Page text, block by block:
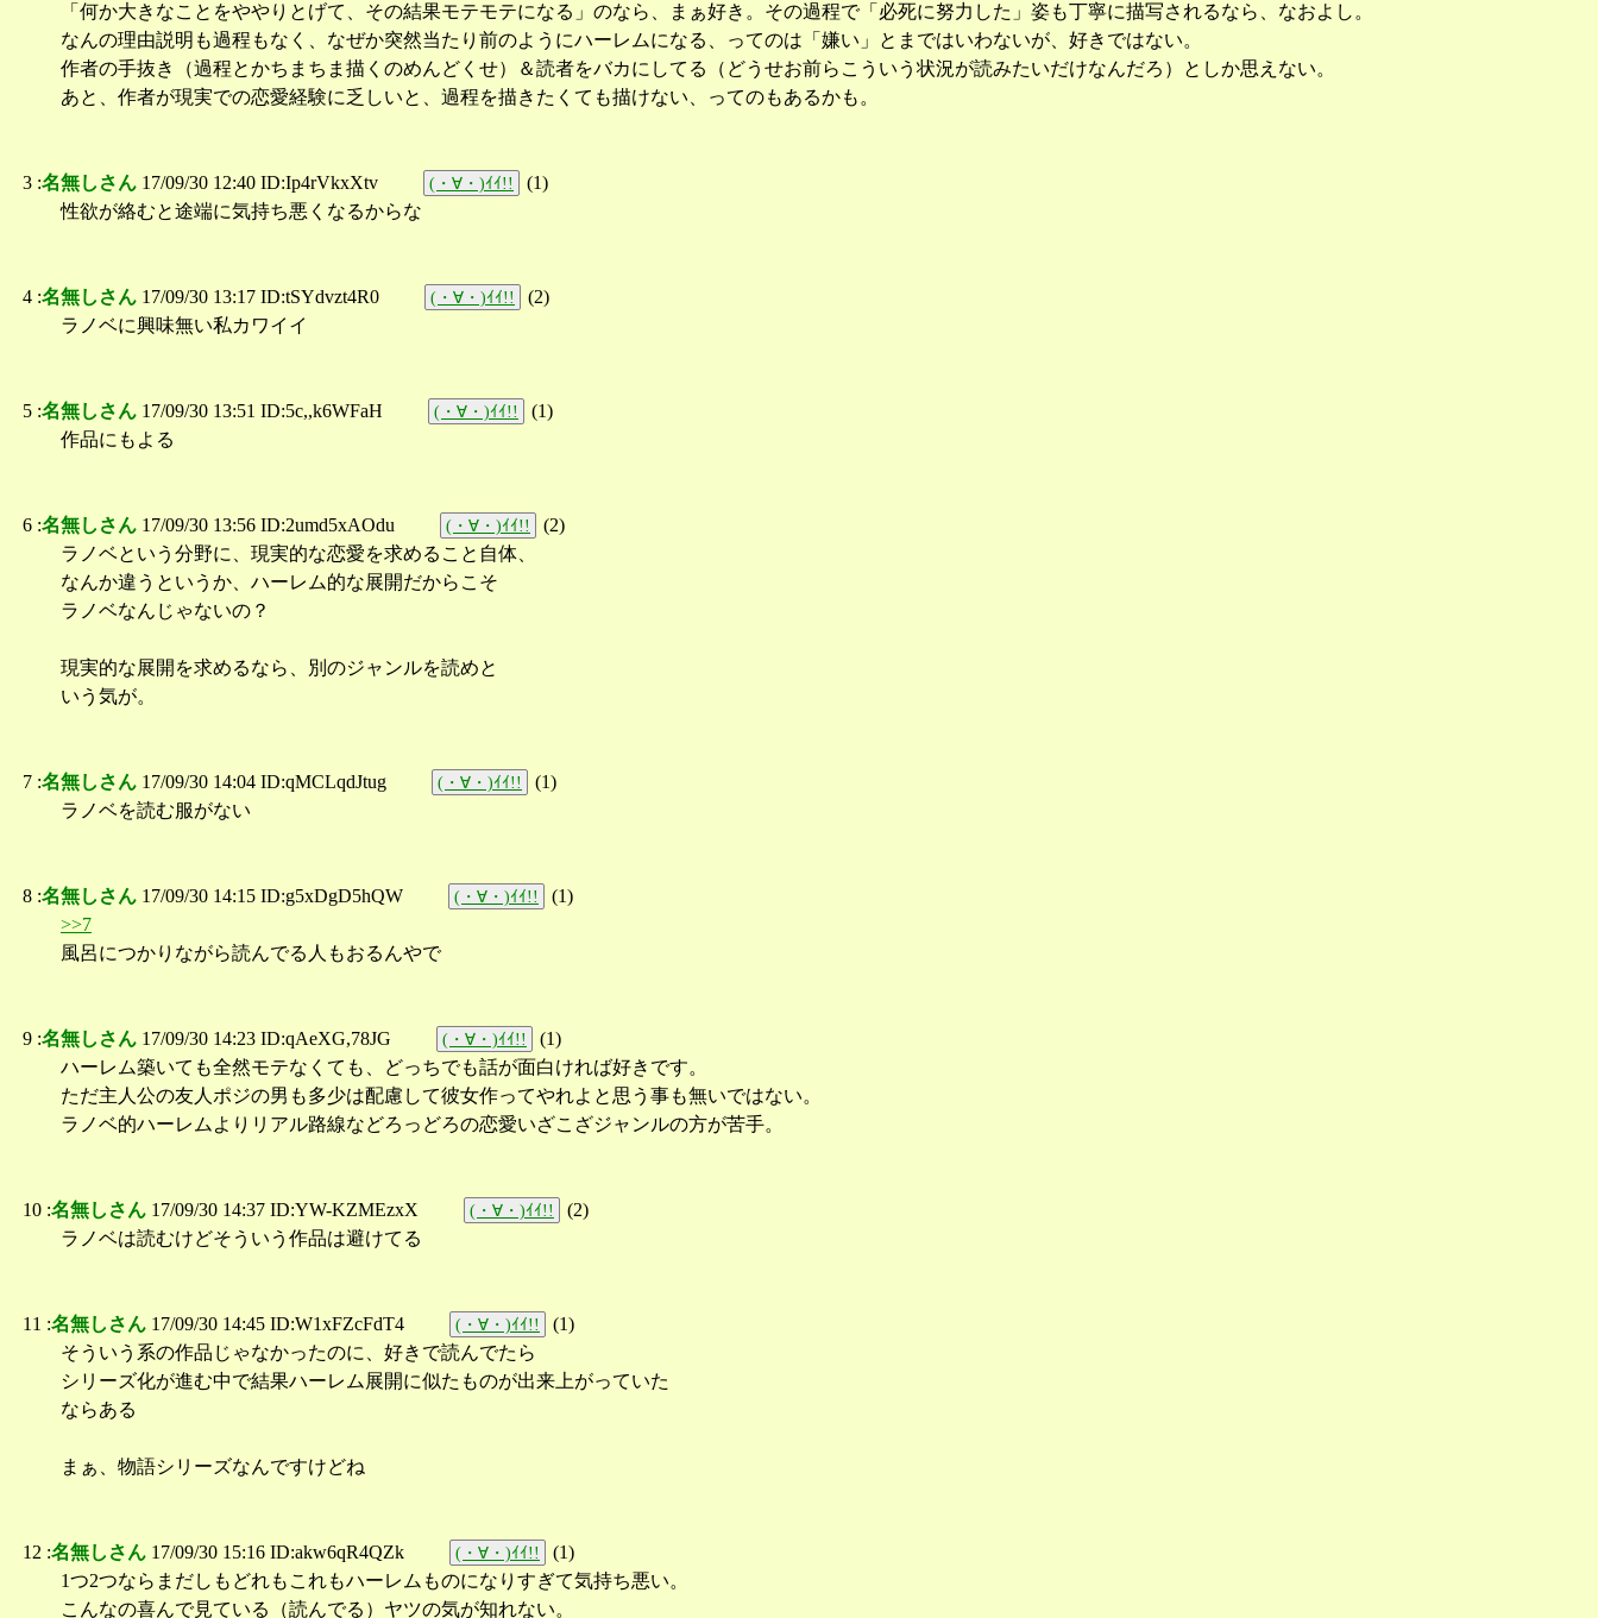
「何か大きなことをややりとげて、その結果モテモテになる」のなら、まぁ好き。その過程で「必死に努力した」姿も丁寧に描写されるなら、なおよし。
なんの理由説明も過程もなく、なぜか突然当たり前のようにハーレムになる、ってのは「嫌い」とまではいわないが、好きではない。
作者の手抜き（過程とかちまちま描くのめんどくせ）＆読者をバカにしてる（どうせお前らこういう状況が読みたいだけなんだろ）としか思えない。
あと、作者が現実での恋愛経験に乏しいと、過程を描きたくても描けない、ってのもあるかも。
3 :名無しさん 17/09/30 12:40 ID:Ip4rVkxXtv (・∀・)ｲｲ!! (1)
性欲が絡むと途端に気持ち悪くなるからな
4 :名無しさん 17/09/30 13:17 ID:tSYdvzt4R0 (・∀・)ｲｲ!! (2)
ラノベに興味無い私カワイイ
5 :名無しさん 17/09/30 13:51 ID:5c,,k6WFaH (・∀・)ｲｲ!! (1)
作品にもよる
6 :名無しさん 17/09/30 13:56 ID:2umd5xAOdu (・∀・)ｲｲ!! (2)
ラノベという分野に、現実的な恋愛を求めること自体、
なんか違うというか、ハーレム的な展開だからこそ
ラノベなんじゃないの？
現実的な展開を求めるなら、別のジャンルを読めと
いう気が。
7 :名無しさん 17/09/30 14:04 ID:qMCLqdJtug (・∀・)ｲｲ!! (1)
ラノベを読む服がない
8 :名無しさん 17/09/30 14:15 ID:g5xDgD5hQW (・∀・)ｲｲ!! (1)
>>7
風呂につかりながら読んでる人もおるんやで
9 :名無しさん 17/09/30 14:23 ID:qAeXG,78JG (・∀・)ｲｲ!! (1)
ハーレム築いても全然モテなくても、どっちでも話が面白ければ好きです。
ただ主人公の友人ポジの男も多少は配慮して彼女作ってやれよと思う事も無いではない。
ラノベ的ハーレムよりリアル路線などろっどろの恋愛いざこざジャンルの方が苦手。
10 :名無しさん 17/09/30 14:37 ID:YW-KZMEzxX (・∀・)ｲｲ!! (2)
ラノベは読むけどそういう作品は避けてる
11 :名無しさん 17/09/30 14:45 ID:W1xFZcFdT4 (・∀・)ｲｲ!! (1)
そういう系の作品じゃなかったのに、好きで読んでたら
シリーズ化が進む中で結果ハーレム展開に似たものが出来上がっていた
ならある
まぁ、物語シリーズなんですけどね
12 :名無しさん 17/09/30 15:16 ID:akw6qR4QZk (・∀・)ｲｲ!! (1)
1つ2つならまだしもどれもこれもハーレムものになりすぎて気持ち悪い。
こんなの喜んで見ている（読んでる）ヤツの気が知れない。